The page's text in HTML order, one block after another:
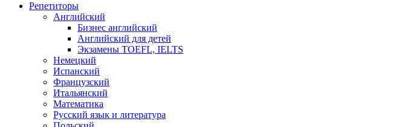
Репетиторы
Английский
Бизнес английский
Английский для детей
Экзамены TOEFL, IELTS
Немецкий
Испанский
Французский
Итальянский
Математика
Русский язык и литература